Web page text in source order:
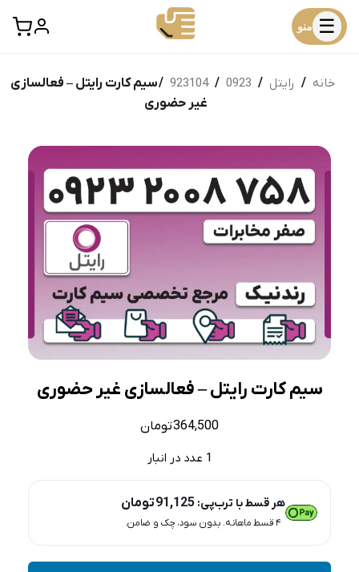
☰ منو
خانه / رایتل /
0923
/
923104 / سیم کارت رایتل – فعالسازی
غیر حضوری
سیم کارت رایتل – فعالسازی غیر حضوری
364,500تومان
1 عدد در انبار
هر قسط با ترب‌پی: 91,125تومان
۴ قسط ماهانه. بدون سود، چک و ضامن.
سیم